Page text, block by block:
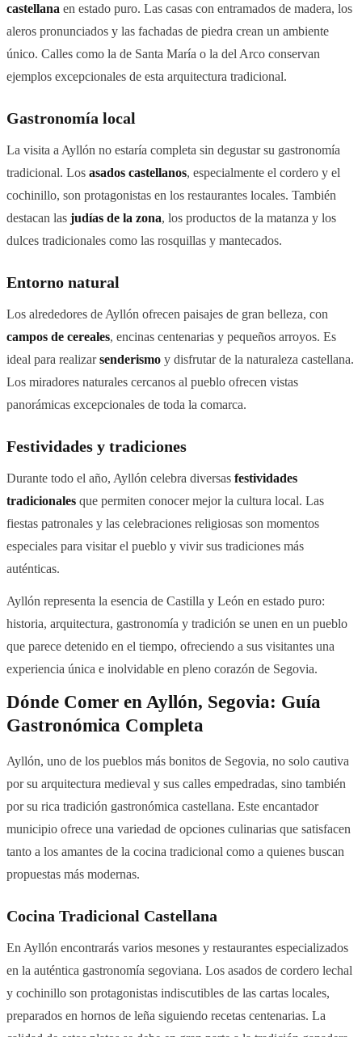
castellana en estado puro. Las casas con entramados de madera, los
aleros pronunciados y las fachadas de piedra crean un ambiente
único. Calles como la de Santa María o la del Arco conservan
ejemplos excepcionales de esta arquitectura tradicional.
Gastronomía local
La visita a Ayllón no estaría completa sin degustar su gastronomía
tradicional. Los asados castellanos, especialmente el cordero y el
cochinillo, son protagonistas en los restaurantes locales. También
destacan las judías de la zona, los productos de la matanza y los
dulces tradicionales como las rosquillas y mantecados.
Entorno natural
Los alrededores de Ayllón ofrecen paisajes de gran belleza, con
campos de cereales, encinas centenarias y pequeños arroyos. Es
ideal para realizarsenderismo y disfrutar de la naturaleza castellana.
Los miradores naturales cercanos al pueblo ofrecen vistas
panorámicas excepcionales de toda la comarca.
Festividades y tradiciones
Durante todo el año, Ayllón celebra diversas festividades
tradicionales que permiten conocer mejor la cultura local. Las
fiestas patronales y las celebraciones religiosas son momentos
especiales para visitar el pueblo y vivir sus tradiciones más
auténticas.
Ayllón representa la esencia de Castilla y León en estado puro:
historia, arquitectura, gastronomía y tradición se unen en un pueblo
que parece detenido en el tiempo, ofreciendo a sus visitantes una
experiencia única e inolvidable en pleno corazón de Segovia.
Dónde Comer en Ayllón, Segovia: Guía
Gastronómica Completa
Ayllón, uno de los pueblos más bonitos de Segovia, no solo cautiva
por su arquitectura medieval y sus calles empedradas, sino también
por su rica tradición gastronómica castellana. Este encantador
municipio ofrece una variedad de opciones culinarias que satisfacen
tanto a los amantes de la cocina tradicional como a quienes buscan
propuestas más modernas.
Cocina Tradicional Castellana
En Ayllón encontrarás varios mesones y restaurantes especializados
en la auténtica gastronomía segoviana. Los asados de cordero lechal
y cochinillo son protagonistas indiscutibles de las cartas locales,
preparados en hornos de leña siguiendo recetas centenarias. La